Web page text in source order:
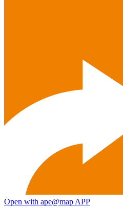
Open with ape@map APP